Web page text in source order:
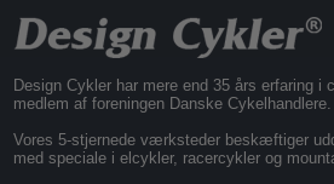
Design Cykler har mere end 35 års erfaring i
medlem af foreningen Danske Cykelhandlere.
Vores 5-stjernede værksteder beskæftiger
med speciale i elcykler, racercykler og